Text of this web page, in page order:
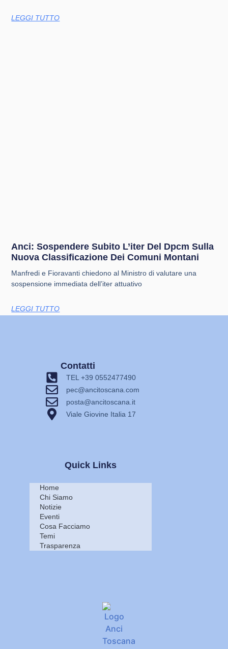
LEGGI TUTTO
Anci: Sospendere Subito L’iter Del Dpcm Sulla
Nuova Classificazione Dei Comuni Montani
Manfredi e Fioravanti chiedono al Ministro di valutare una
sospensione immediata dell’iter attuativo
LEGGI TUTTO
Quick Links
Home
Chi Siamo
Notizie
Eventi
Cosa Facciamo
Temi
Trasparenza
Contatti
TEL +39 0552477490
pec@ancitoscana.com
posta@ancitoscana.it
Viale Giovine Italia 17